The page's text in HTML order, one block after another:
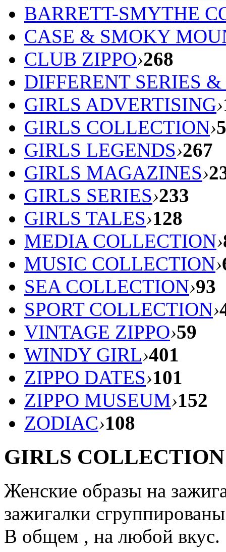
BARRETT-SMYTHE
CASE & SMOKY
CLUB ZIPPO›268
DIFFERENT SERIES
GIRLS ADVERTISING›
GIRLS COLLECTION›
GIRLS LEGENDS›267
GIRLS MAGAZINES›
GIRLS SERIES›233
GIRLS TALES›128
MEDIA COLLECTION›
MUSIC COLLECTION›
SEA COLLECTION›93
SPORT COLLECTION›
VINTAGE ZIPPO›59
WINDY GIRL›401
ZIPPO DATES›101
ZIPPO MUSEUM›152
ZODIAC›108
GIRLS COLLECTION
Женские образы на
зажигалки
В общем , на любой вкус.